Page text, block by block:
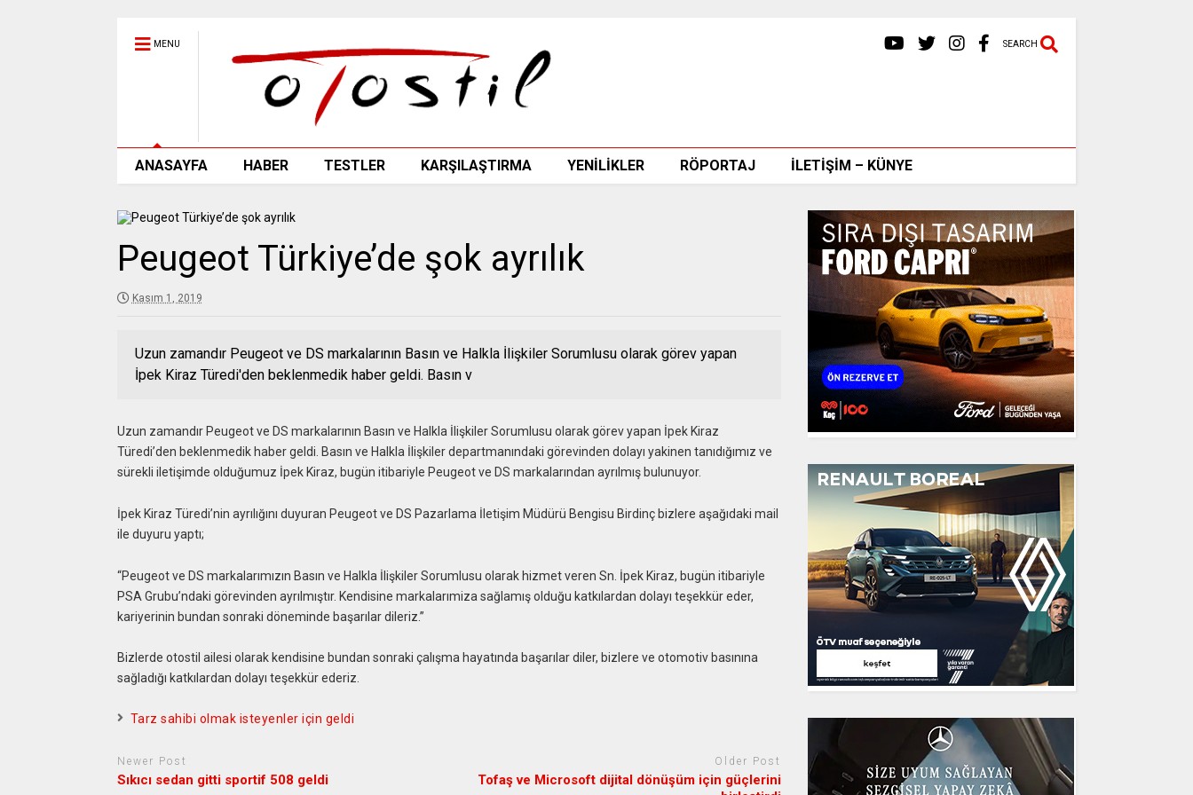
MENU SEARCH
ANASAYFA HABER TESTLER KARŞILAŞTIRMA YENİLİKLER RÖPORTAJ İLETİŞİM – KÜNYE
Peugeot Türkiye’de şok ayrılık
Kasım 1, 2019
Uzun zamandır Peugeot ve DS markalarının Basın ve Halkla İlişkiler Sorumlusu olarak görev yapan
İpek Kiraz Türedi'den beklenmedik haber geldi. Basın v
Uzun zamandır Peugeot ve DS markalarının Basın ve Halkla İlişkiler Sorumlusu olarak görev yapan İpek Kiraz
Türedi’den beklenmedik haber geldi. Basın ve Halkla İlişkiler departmanındaki görevinden dolayı yakinen tanıdığımız ve
sürekli iletişimde olduğumuz İpek Kiraz, bugün itibariyle Peugeot ve DS markalarından ayrılmış bulunuyor.
İpek Kiraz Türedi’nin ayrılığını duyuran Peugeot ve DS Pazarlama İletişim Müdürü Bengisu Birdinç bizlere aşağıdaki mail
ile duyuru yaptı;
“Peugeot ve DS markalarımızın Basın ve Halkla İlişkiler Sorumlusu olarak hizmet veren Sn. İpek Kiraz, bugün itibariyle
PSA Grubu’ndaki görevinden ayrılmıştır. Kendisine markalarımiza sağlamış olduğu katkılardan dolayı teşekkür eder,
kariyerinin bundan sonraki döneminde başarılar dileriz.”
Bizlerde otostil ailesi olarak kendisine bundan sonraki çalışma hayatında başarılar diler, bizlere ve otomotiv basınına
sağladığı katkılardan dolayı teşekkür ederiz.
Tarz sahibi olmak isteyenler için geldi
Newer Post
Sıkıcı sedan gitti sportif 508 geldi
Older Post
Tofaş ve Microsoft dijital dönüşüm için güçlerini